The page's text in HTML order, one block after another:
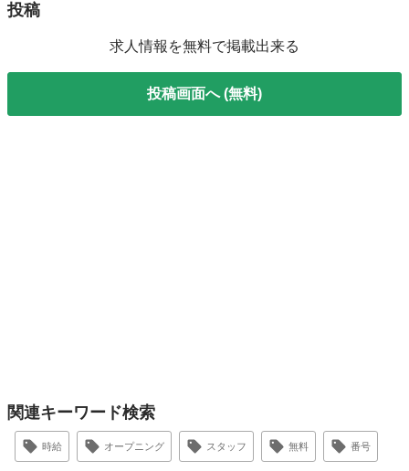
投稿
求人情報を無料で掲載出来る
投稿画面へ (無料)
関連キーワード検索
時給 オープニング スタッフ 無料 番号